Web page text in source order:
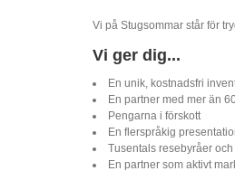
Vi på Stugsommar står för
Vi ger dig...
En unik, kostnadsfri
En partner med mer än
Pengarna i förskott
En flerspråkig
Tusentals resebyråer
En partner som aktivt